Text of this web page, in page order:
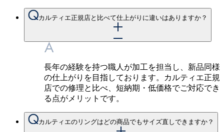
カルティエ正規店と比べて仕上がりに違いはありますか？
長年の経験を持つ職人が加工を担当し、新品同様
の仕上がりを目指しております。カルティエ正規
店での修理と比べ、短納期・低価格でご対応でき
る点がメリットです。
カルティエのリングはどの商品でもサイズ直しできますか？